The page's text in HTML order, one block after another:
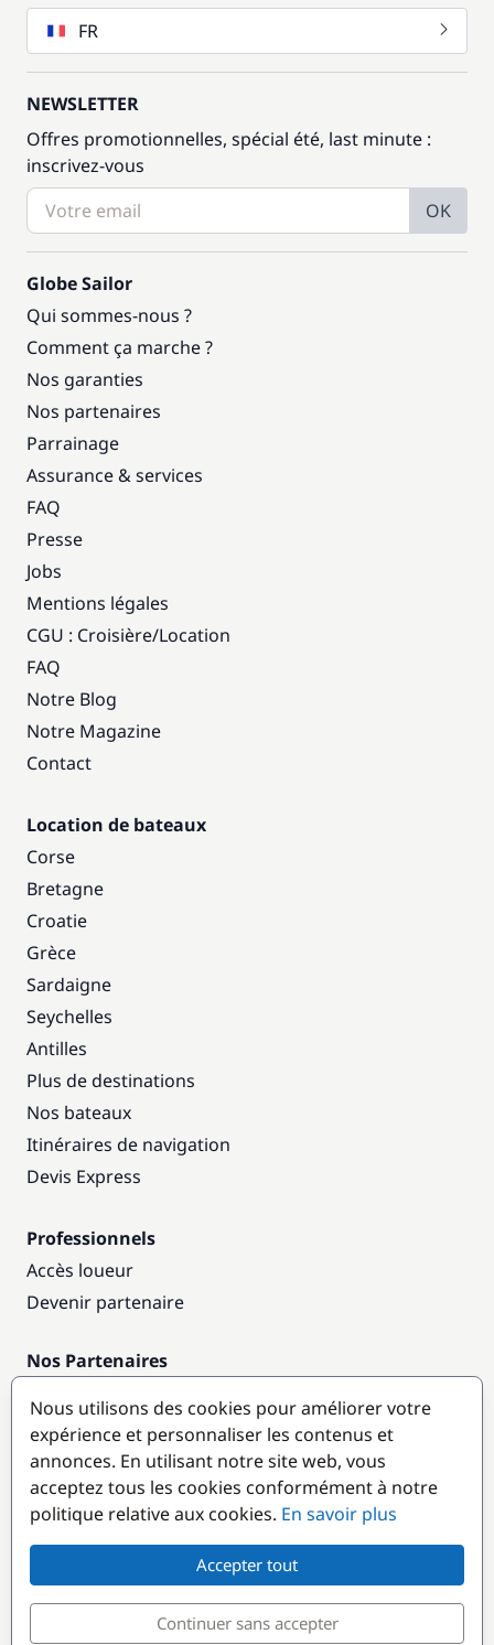
FR
NEWSLETTER
Offres promotionnelles, spécial été, last minute :
inscrivez-vous
OK
Globe Sailor
Qui sommes-nous ?
Comment ça marche ?
Nos garanties
Nos partenaires
Parrainage
Assurance & services
FAQ
Presse
Jobs
Mentions légales
CGU : Croisière/Location
FAQ
Notre Blog
Notre Magazine
Contact
Location de bateaux
Corse
Bretagne
Croatie
Grèce
Sardaigne
Seychelles
Antilles
Plus de destinations
Nos bateaux
Itinéraires de navigation
Devis Express
Professionnels
Accès loueur
Devenir partenaire
Nos Partenaires
Destinations populaires
Nous utilisons des cookies pour améliorer votre
expérience et personnaliser les contenus et
annonces. En utilisant notre site web, vous
acceptez tous les cookies conformément à notre
politique relative aux cookies. En savoir plus
Accepter tout
Continuer sans accepter